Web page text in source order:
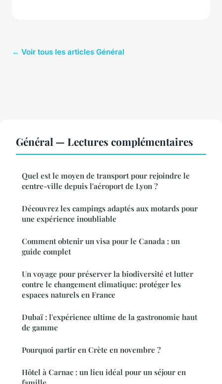
← Voir tous les articles Général
Général — Lectures complémentaires
Quel est le moyen de transport pour rejoindre le
centre-ville depuis l'aéroport de Lyon ?
Découvrez les campings adaptés aux motards pour
une expérience inoubliable
Comment obtenir un visa pour le Canada : un
guide complet
Un voyage pour préserver la biodiversité et lutter
contre le changement climatique: protéger les
espaces naturels en France
Dubaï : l'expérience ultime de la gastronomie haut
de gamme
Pourquoi partir en Crète en novembre ?
Hôtel à Carnac : un lieu idéal pour un séjour en